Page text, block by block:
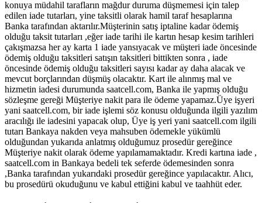
konuya müdahil tarafların mağdur duruma düşmemesi için talep
edilen iade tutarları, yine taksitli olarak hamil taraf hesaplarına
Banka tarafından aktarılır.Müşterinin satış iptaline kadar ödemiş
olduğu taksit tutarları ,eğer iade tarihi ile kartın hesap kesim tarihleri
çakışmazsa her ay karta 1 iade yansıyacak ve müşteri iade öncesinde
ödemiş olduğu taksitleri satışın taksitleri bittikten sonra , iade
öncesinde ödemiş olduğu taksitleri sayısı kadar ay daha alacak ve
mevcut borçlarından düşmüş olacaktır. Kart ile alınmış mal ve
hizmetin iadesi durumunda saatcell.com, Banka ile yapmış olduğu
sözleşme gereği Müşteriye nakit para ile ödeme yapamaz.Üye işyeri
yani saatcell.com, bir iade işlemi söz konusu olduğunda ilgili yazılım
aracılığı ile iadesini yapacak olup, Üye iş yeri yani saatcell.com ilgili
tutarı Bankaya nakden veya mahsuben ödemekle yükümlü
olduğundan yukarıda anlatmış olduğumuz prosedür gereğince
Müşteriye nakit olarak ödeme yapılamamaktadır. Kredi kartına iade ,
saatcell.com in Bankaya bedeli tek seferde ödemesinden sonra
,Banka tarafından yukarıdaki prosedür gereğince yapılacaktır. Alıcı,
bu prosedürü okuduğunu ve kabul ettiğini kabul ve taahhüt eder.